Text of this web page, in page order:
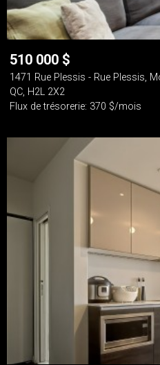
510 000 $
1471 Rue Plessis - Rue Plessis,
QC, H2L 2X2
Flux de trésorerie: 370 $/mois